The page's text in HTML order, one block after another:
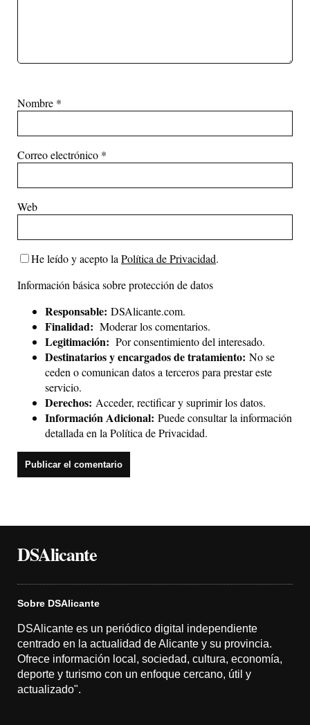
Nombre *
Correo electrónico *
Web
He leído y acepto la Política de Privacidad.
Información básica sobre protección de datos
Responsable: DSAlicante.com.
Finalidad: Moderar los comentarios.
Legitimación: Por consentimiento del interesado.
Destinatarios y encargados de tratamiento: No se
ceden o comunican datos a terceros para prestar este
servicio.
Derechos: Acceder, rectificar y suprimir los datos.
Información Adicional: Puede consultar la información
detallada en la Política de Privacidad.
DSAlicante
Sobre DSAlicante
DSAlicante es un periódico digital independiente
centrado en la actualidad de Alicante y su provincia.
Ofrece información local, sociedad, cultura, economía,
deporte y turismo con un enfoque cercano, útil y
actualizado".